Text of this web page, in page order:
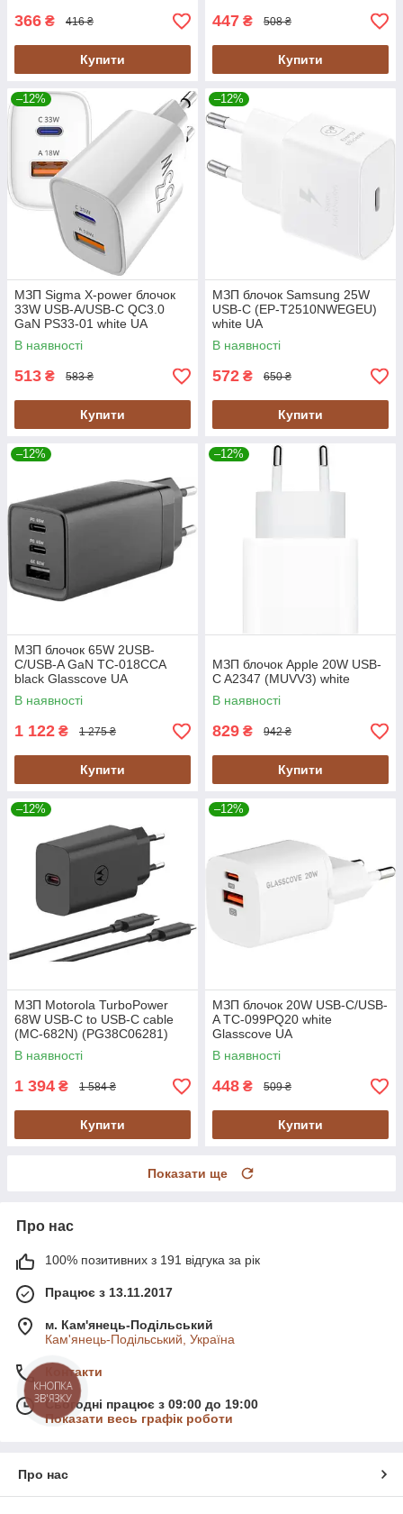
366 ₴ 416 ₴
Купити
447 ₴ 508 ₴
Купити
–12%
МЗП Sigma X-power блочок
33W USB-A/USB-C QC3.0
GaN PS33-01 white UA
В наявності
513 ₴ 583 ₴
Купити
–12%
МЗП блочок Samsung 25W
USB-C (EP-T2510NWEGEU)
white UA
В наявності
572 ₴ 650 ₴
Купити
–12%
МЗП блочок 65W 2USB-
C/USB-A GaN TC-018CCA
black Glasscove UA
В наявності
1 122 ₴ 1 275 ₴
Купити
–12%
МЗП блочок Apple 20W USB-
C A2347 (MUVV3) white
В наявності
829 ₴ 942 ₴
Купити
–12%
МЗП Motorola TurboPower
68W USB-C to USB-C cable
(MC-682N) (PG38C06281)
black UA
В наявності
1 394 ₴ 1 584 ₴
Купити
–12%
МЗП блочок 20W USB-C/USB-
A TC-099PQ20 white
Glasscove UA
В наявності
448 ₴ 509 ₴
Купити
Показати ще
Про нас
100% позитивних з 191 відгука за рік
Працює з 13.11.2017
м. Кам'янець-Подільський
Кам'янець-Подільський, Україна
Контакти
Сьогодні працює з 09:00 до 19:00
Показати весь графік роботи
Про нас
КНОПКА
ЗВ'ЯЗКУ